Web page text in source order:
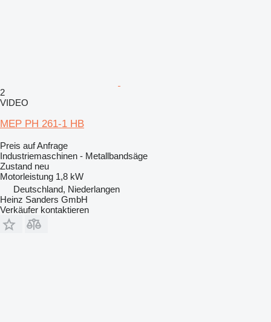
2
VIDEO
MEP PH 261-1 HB
Preis auf Anfrage
Industriemaschinen - Metallbandsäge
Zustand neu
Motorleistung 1,8 kW
Deutschland, Niederlangen
Heinz Sanders GmbH
Verkäufer kontaktieren